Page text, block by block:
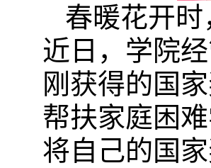
春暖花开
近日，学院
刚获得的国
帮扶家庭困
将自己的国